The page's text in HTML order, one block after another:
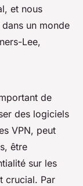
et nous
un monde
Lee,
de
des logiciels
VPN, peut
être
sur les
crucial. Par